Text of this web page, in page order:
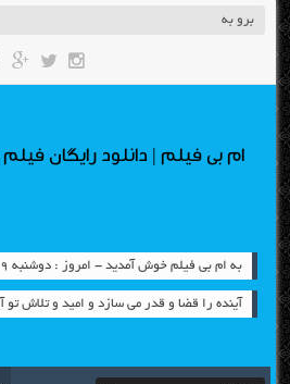
ام بی فیلم | دانلود رایگان
به ام بی فیلم خوش آمدید - امروز : دوشنبه ۱۹ مرداد ۱۴۰۵
آینده را قضا و قدر می سازد و امید و تلاش تو